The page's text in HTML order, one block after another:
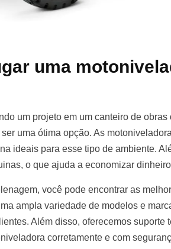
uma
um projeto em um canteiro de
uma ótima opção. As
ideais para esse tipo de ambiente.
o que ajuda a economizar
você pode encontrar as
ampla variedade de modelos e
Além disso, oferecemos suporte
corretamente e com